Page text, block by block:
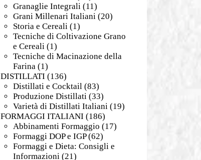
Granaglie Integrali (11)
Grani Millenari Italiani (20)
Storia e Cereali (1)
Tecniche di Coltivazione Grano
e Cereali (1)
Tecniche di Macinazione della
Farina (1)
DISTILLATI (136)
Distillati e Cocktail (83)
Produzione Distillati (33)
Varietà di Distillati Italiani (19)
FORMAGGI ITALIANI (186)
Abbinamenti Formaggio (17)
Formaggi DOP e IGP(62)
Formaggi e Dieta: Consigli e
Informazioni (21)